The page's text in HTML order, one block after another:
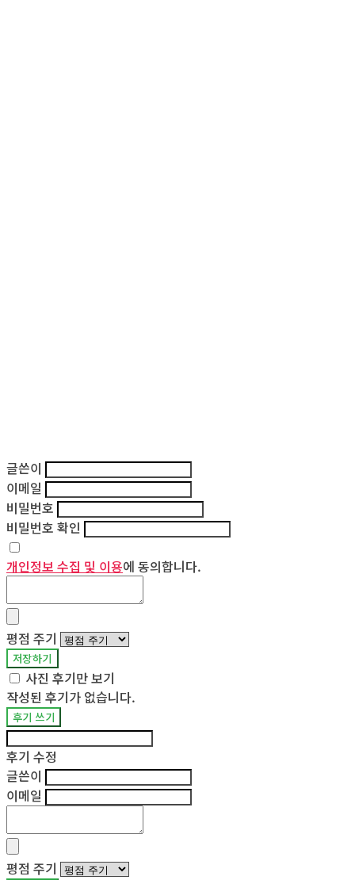
글쓴이
이메일
비밀번호
비밀번호 확인
개인정보 수집 및 이용에 동의합니다.
평점 주기
저장하기
사진 후기만 보기
작성된 후기가 없습니다.
후기 쓰기
후기 수정
글쓴이
이메일
평점 주기